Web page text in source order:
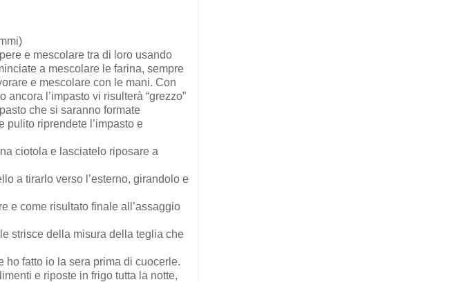
e mescolare tra di loro usando
a mescolare le farina, sempre
e mescolare con le mani. Con
l’impasto vi risulterà “grezzo”
che si saranno formate
pulito riprendete l’impasto e
ciotola e lasciatelo riposare a
a tirarlo verso l’esterno, girandolo e
e come risultato finale all’assaggio
strisce della misura della teglia che
ho fatto io la sera prima di cuocerle.
e riposte in frigo tutta la notte,